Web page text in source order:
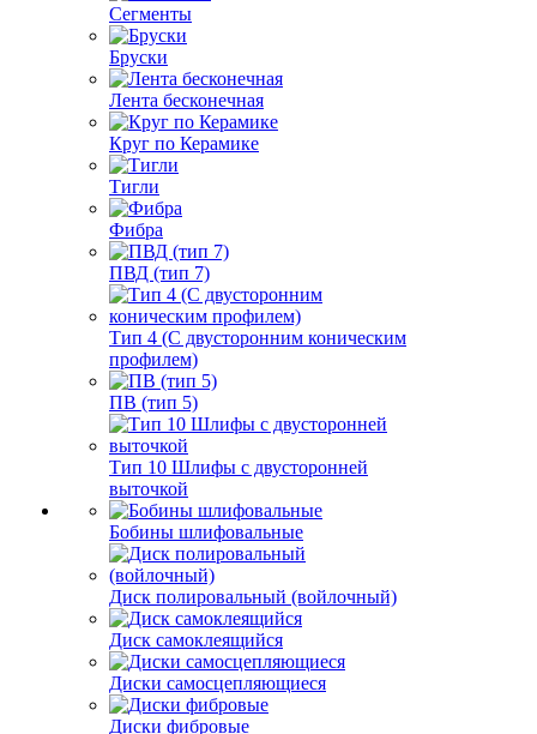
Сегменты
Бруски
Лента бесконечная
Круг по Керамике
Тигли
Фибра
ПВД (тип 7)
Тип 4 (С двусторонним коническим
профилем)
ПВ (тип 5)
Тип 10 Шлифы с двусторонней
выточкой
Бобины шлифовальные
Диск полировальный (войлочный)
Диск самоклеящийся
Диски самосцепляющиеся
Диски фибровые